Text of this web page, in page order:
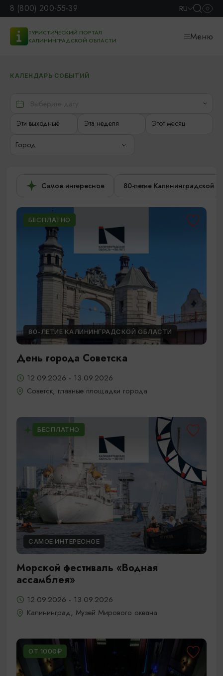
8 (800) 200-55-39 RU
ТУРИСТИЧЕСКИЙ ПОРТАЛ
КАЛИНИНГРАДСКОЙ ОБЛАСТИ
Меню
КАЛЕНДАРЬ СОБЫТИЙ
Эти выходные Эта неделя Этот месяц
Город
Самое интересное 80-летие Калининградской
БЕСПЛАТНО
80-ЛЕТИЕ КАЛИНИНГРАДСКОЙ ОБЛАСТИ
День города Советска
12.09.2026 - 13.09.2026
Советск, главные площадки города
БЕСПЛАТНО
САМОЕ ИНТЕРЕСНОЕ
Морской фестиваль «Водная
ассамблея»
12.09.2026 - 13.09.2026
Калининград, Музей Мирового океана
ОТ 1000₽